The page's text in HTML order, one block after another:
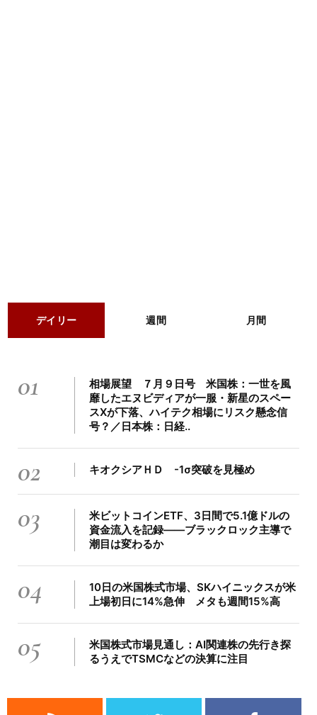
デイリー 週間 月間
01
相場展望 ７月９日号 米国株：一世を風
靡したエヌビディアが一服・新星のスペー
スXが下落、ハイテク相場にリスク懸念信
号？／日本株：日経..
02 キオクシアＨＤ -1σ突破を見極め
03
米ビットコインETF、3日間で5.1億ドルの
資金流入を記録――ブラックロック主導で
潮目は変わるか
04
10日の米国株式市場、SKハイニックスが米
上場初日に14%急伸 メタも週間15%高
05
米国株式市場見通し：AI関連株の先行き探
るうえでTSMCなどの決算に注目